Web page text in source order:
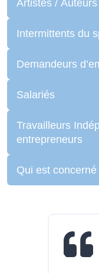
Artistes / Auteurs
Intermittents du
Demandeurs
Salariés
Travailleurs
entrepreneurs
Qui est